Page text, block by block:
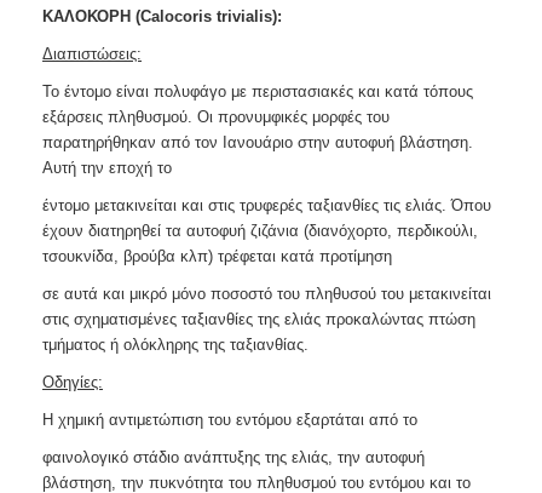
ΚΑΛΟΚΟΡΗ (Calocoris trivialis):
Διαπιστώσεις:
Το έντομο είναι πολυφάγο με περιστασιακές και κατά τόπους
εξάρσεις πληθυσμού. Οι προνυμφικές μορφές του
παρατηρήθηκαν από τον Ιανουάριο στην αυτοφυή βλάστηση.
Αυτή την εποχή το
έντομο μετακινείται και στις τρυφερές ταξιανθίες τις ελιάς. Όπου
έχουν διατηρηθεί τα αυτοφυή ζιζάνια (διανόχορτο, περδικούλι,
τσουκνίδα, βρούβα κλπ) τρέφεται κατά προτίμηση
σε αυτά και μικρό μόνο ποσοστό του πληθυσού του μετακινείται
στις σχηματισμένες ταξιανθίες της ελιάς προκαλώντας πτώση
τμήματος ή ολόκληρης της ταξιανθίας.
Οδηγίες:
Η χημική αντιμετώπιση του εντόμου εξαρτάται από το
φαινολογικό στάδιο ανάπτυξης της ελιάς, την αυτοφυή
βλάστηση, την πυκνότητα του πληθυσμού του εντόμου και το